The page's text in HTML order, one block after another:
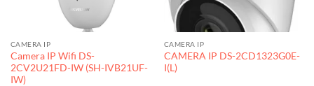
CAMERA IP
Camera IP Wifi DS-
2CV2U21FD-IW (SH-IVB21UF-
IW)
CAMERA IP
CAMERA IP DS-2CD1323G0E-
I(L)